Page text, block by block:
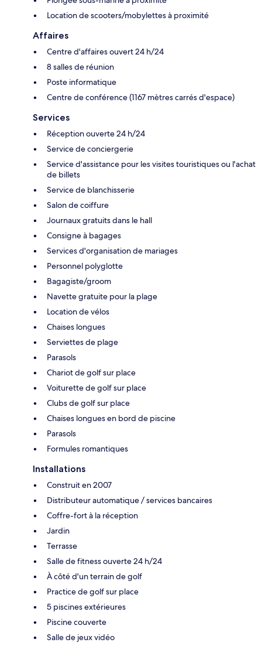
Location de scooters/mobylettes à proximité
Affaires
Centre d'affaires ouvert 24 h/24
8 salles de réunion
Poste informatique
Centre de conférence (1167 mètres carrés d'espace)
Services
Réception ouverte 24 h/24
Service de conciergerie
Service d'assistance pour les visites touristiques ou l'achat
de billets
Service de blanchisserie
Salon de coiffure
Journaux gratuits dans le hall
Consigne à bagages
Services d'organisation de mariages
Personnel polyglotte
Bagagiste/groom
Navette gratuite pour la plage
Location de vélos
Chaises longues
Serviettes de plage
Parasols
Chariot de golf sur place
Voiturette de golf sur place
Clubs de golf sur place
Chaises longues en bord de piscine
Parasols
Formules romantiques
Installations
Construit en 2007
Distributeur automatique / services bancaires
Coffre-fort à la réception
Jardin
Terrasse
Salle de fitness ouverte 24 h/24
À côté d'un terrain de golf
Practice de golf sur place
5 piscines extérieures
Piscine couverte
Salle de jeux vidéo